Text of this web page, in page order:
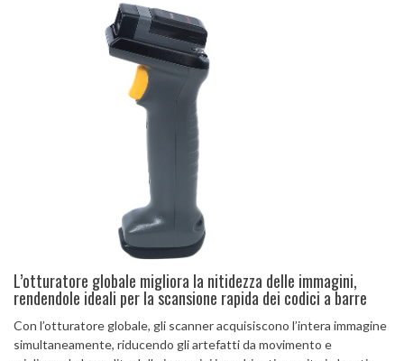
L’otturatore globale migliora la nitidezza delle immagini,
rendendole ideali per la scansione rapida dei codici a barre
Con l’otturatore globale, gli scanner acquisiscono l’intera immagine
simultaneamente, riducendo gli artefatti da movimento e